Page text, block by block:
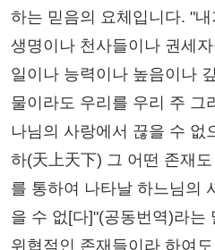
하는 믿음의 요체입니다. "
생명이나 천사들이나 권세
일이나 능력이나 높음이나
물이라도 우리를 우리 주 그
나님의 사랑에서 끊을 수 없
하(天上天下) 그 어떤 존재
를 통하여 나타날 하느님의
을 수 없[다]"(공동번역)라는
위협적인 존재들이라 하여